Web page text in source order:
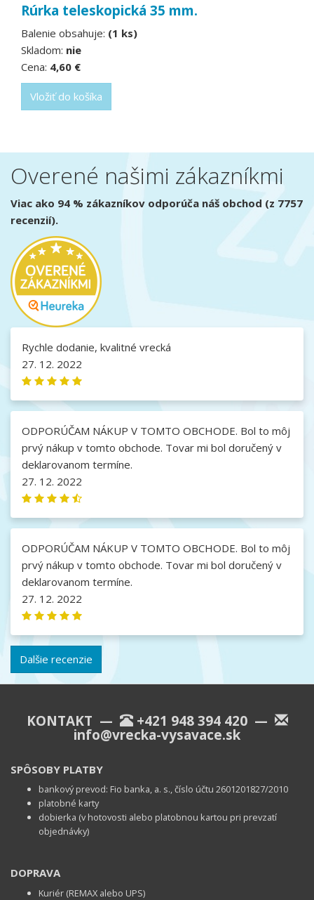
Rúrka teleskopická 35 mm.
Balenie obsahuje: (1 ks)
Skladom: nie
Cena: 4,60 €
Vložiť do košíka
Overené našimi zákazníkmi
Viac ako 94 % zákazníkov odporúča náš obchod (z 7757
recenzií).
Rychle dodanie, kvalitné vrecká
27. 12. 2022
ODPORÚČAM NÁKUP V TOMTO OBCHODE. Bol to môj
prvý nákup v tomto obchode. Tovar mi bol doručený v
deklarovanom termíne.
27. 12. 2022
ODPORÚČAM NÁKUP V TOMTO OBCHODE. Bol to môj
prvý nákup v tomto obchode. Tovar mi bol doručený v
deklarovanom termíne.
27. 12. 2022
Dalšie recenzie
KONTAKT — +421 948 394 420—
info@vrecka-vysavace.sk
SPÔSOBY PLATBY
bankový prevod: Fio banka, a. s., číslo účtu 2601201827/2010
platobné karty
dobierka (v hotovosti alebo platobnou kartou pri prevzatí
objednávky)
DOPRAVA
Kuriér (REMAX alebo UPS)